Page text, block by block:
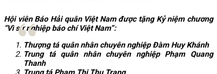
Hội viên Báo Hải quân Việt Nam được tặng Kỷ niệm chương
“Vì sự nghiệp báo chí Việt Nam”:
Thượng tá quân nhân chuyên nghiệp Đàm Huy Khánh
Trung tá quân nhân chuyên nghiệp Phạm Quang
Thanh